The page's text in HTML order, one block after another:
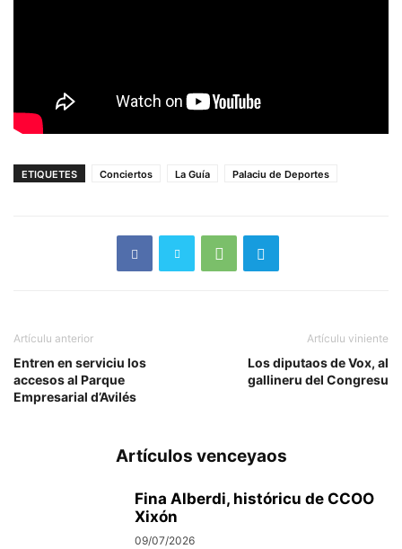
ETIQUETES Conciertos La Guía Palaciu de Deportes
Artículu anterior
Entren en serviciu los
accesos al Parque
Empresarial d’Avilés
Artículu viniente
Los diputaos de Vox, al
gallineru del Congresu
Artículos venceyaos
Fina Alberdi, históricu de CCOO
Xixón
09/07/2026